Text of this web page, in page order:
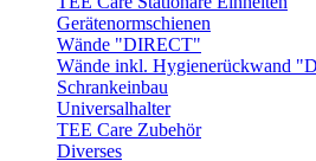
Gerätenormschienen
Wände "DIRECT"
Wände inkl. Hygienerückwand
Schrankeinbau
Universalhalter
TEE Care Zubehör
Diverses